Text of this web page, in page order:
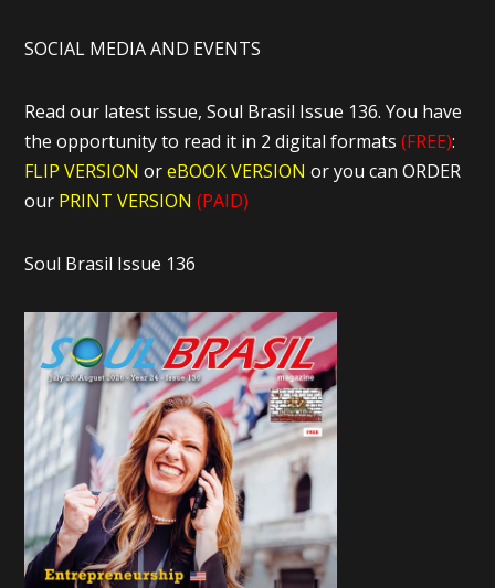
SOCIAL MEDIA AND EVENTS
Read our latest issue, Soul Brasil Issue 136. You have
the opportunity to read it in 2 digital formats(FREE):
FLIP VERSION oreBOOK VERSIONor you can ORDER
our PRINT VERSION (PAID)
Soul Brasil Issue 136